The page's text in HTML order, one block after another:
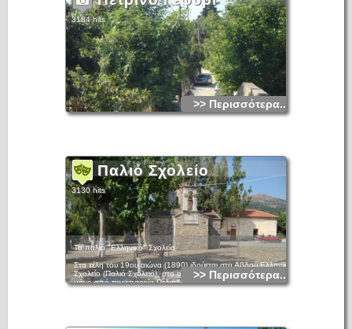
3184 hits
>> Περισσότερα...
Παλιό Σχολείο
3130 hits
Το παλιό "Ελληνικό" Σχολείο
Στα τέλη του 19ου αιώνα (1890) ιδρύεται στο Αβδού Ελληνικό
Σχολείο (Παλιό Σχολειό), στο οποίο φοίτησαν μαθητές όχι
μόνο από την επαρχία Πεδιάδας, αλλά και από ολόκληρο το
ανθρώπων που δέσποσαν στην πολιτική, κοινωνική και
>> Περισσότερα...